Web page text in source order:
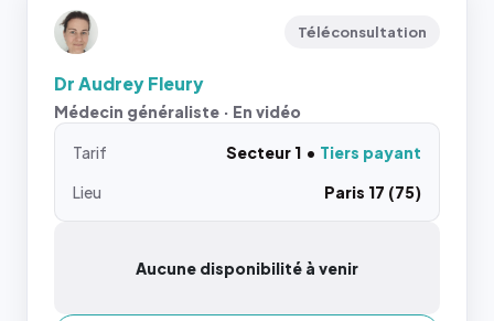
Téléconsultation
Dr Audrey Fleury
Médecin généraliste · En vidéo
Tarif Secteur 1
Tiers payant
Lieu
Paris 17 (75)
Aucune disponibilité à venir